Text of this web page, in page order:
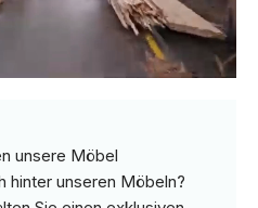
unsere Möbel
hinter unseren Möbeln?